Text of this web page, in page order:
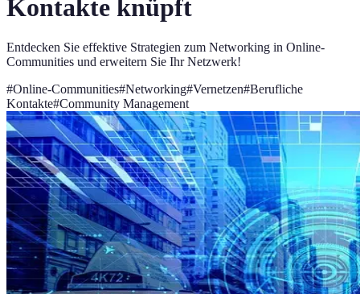
Kontakte knüpft
Entdecken Sie effektive Strategien zum Networking in Online-
Communities und erweitern Sie Ihr Netzwerk!
#Online-Communities#Networking#Vernetzen#Berufliche
Kontakte#Community Management